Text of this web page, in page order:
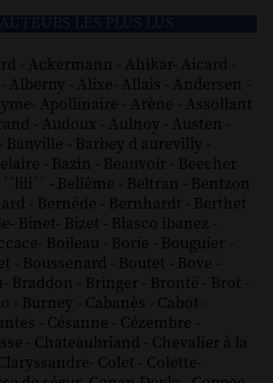
- Ackermann - Ahikar- Aicard -
- Alberny - Alixe- Allais - Andersen -
- Apollinaire - Arène - Assollant
- Audoux - Aulnoy - Austen -
- Banville - Barbey d aurevilly -
- Bazin - Beauvoir - Beecher
- Bellême - Beltran - Bentzon
- Bernède - Bernhardt - Berthet
- Binet- Bizet - Blasco ibanez -
- Boileau - Borie - Bouguier -
- Boussenard - Boutet - Bove -
- Braddon - Bringer - Brontë - Brot -
- Burney - Cabanès - Cabot -
- Césanne - Cézembre -
- Chateaubriand - Chevalier à la
- Colet - Colette-